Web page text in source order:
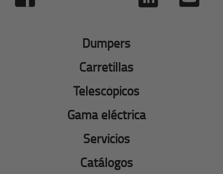
Dumpers
Carretillas
Telescópicos
Gama eléctrica
Servicios
Catálogos